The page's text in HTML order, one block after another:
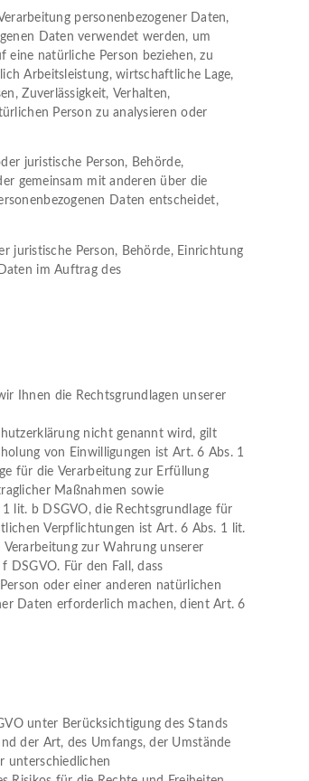
personenbezogener Daten,
Daten verwendet werden, um
eine natürliche Person beziehen, zu
Arbeitsleistung, wirtschaftliche Lage,
Zuverlässigkeit, Verhalten,
Person zu analysieren oder
juristische Person, Behörde,
gemeinsam mit anderen über die
Daten entscheidet,
juristische Person, Behörde, Einrichtung
im Auftrag des
Ihnen die Rechtsgrundlagen unserer
nicht genannt wird, gilt
von Einwilligungen ist Art. 6 Abs. 1
für die Verarbeitung zur Erfüllung
Maßnahmen sowie
lit. b DSGVO, die Rechtsgrundlage für
Verpflichtungen ist Art. 6 Abs. 1 lit.
zur Wahrung unserer
DSGVO. Für den Fall, dass
oder einer anderen natürlichen
Daten erforderlich machen, dient Art. 6
unter Berücksichtigung des Stands
der Art, des Umfangs, der Umstände
unterschiedlichen